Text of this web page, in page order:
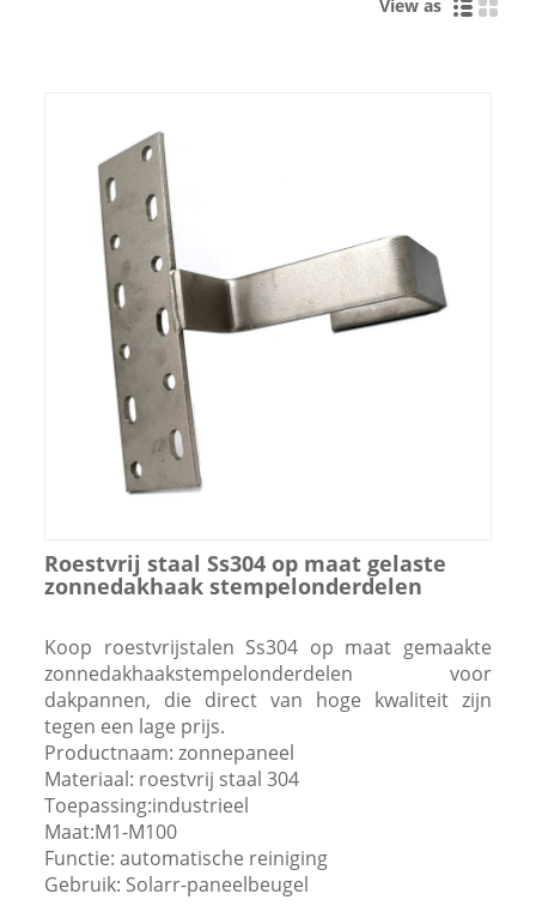
View as
Roestvrij staal Ss304 op maat gelaste
zonnedakhaak stempelonderdelen
Koop roestvrijstalen Ss304 op maat gemaakte
zonnedakhaakstempelonderdelen voor
dakpannen, die direct van hoge kwaliteit zijn
tegen een lage prijs.
Productnaam: zonnepaneel
Materiaal: roestvrij staal 304
Toepassing:industrieel
Maat:M1-M100
Functie: automatische reiniging
Gebruik: Solarr-paneelbeugel